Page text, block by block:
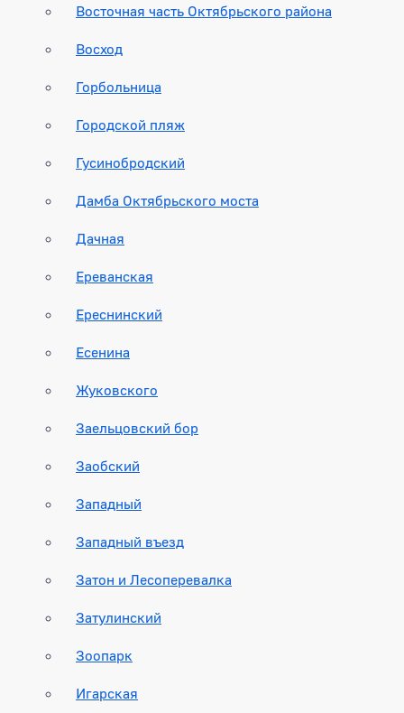
Восточная часть Октябрьского района
Восход
Горбольница
Городской пляж
Гусинобродский
Дамба Октябрьского моста
Дачная
Ереванская
Ереснинский
Есенина
Жуковского
Заельцовский бор
Заобский
Западный
Западный въезд
Затон и Лесоперевалка
Затулинский
Зоопарк
Игарская